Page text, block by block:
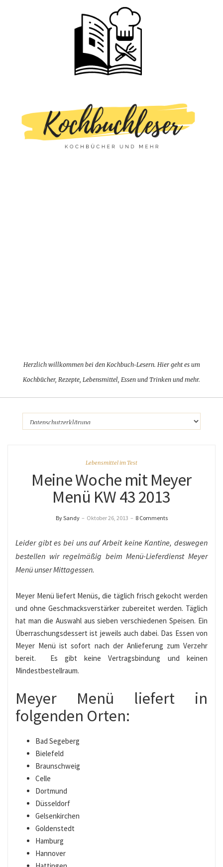
Herzlich willkommen bei den Kochbuch-Lesern. Hier geht es um
Kochbücher, Rezepte, Lebensmittel, Essen und Trinken und mehr.
Lebensmittel im Test
Meine Woche mit Meyer
Menü KW 43 2013
By Sandy – Oktober 26, 2013 – 8 Comments
Leider gibt es bei uns auf Arbeit keine Kantine, deswegen
bestellen wir regelmäßig beim Menü-Lieferdienst Meyer
Menü unser Mittagessen.
Meyer Menü liefert Menüs, die täglich frisch gekocht werden
und ohne Geschmacksverstärker zubereitet werden. Täglich
hat man die Auswahl aus sieben verschiedenen Speisen. Ein
Überraschungsdessert ist jeweils auch dabei. Das Essen von
Meyer Menü ist sofort nach der Anlieferung zum Verzehr
bereit. Es gibt keine Vertragsbindung und keinen
Mindestbestellraum.
Meyer Menü liefert in
folgenden Orten:
Bad Segeberg
Bielefeld
Braunschweig
Celle
Dortmund
Düsseldorf
Gelsenkirchen
Goldenstedt
Hamburg
Hannover